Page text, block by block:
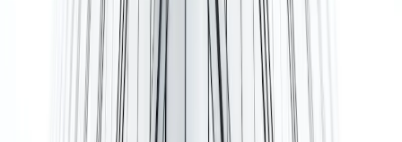
Kantoren per gebied